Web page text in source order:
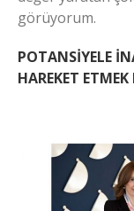
görüyorum.
POTANSİYELE
HAREKET ETMEK